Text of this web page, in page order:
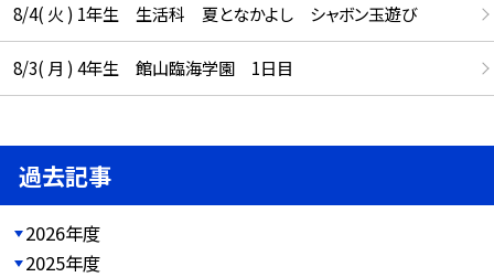
8/4( 火 ) 1年生 生活科 夏となかよし シャボン玉遊び
8/3( 月 ) 4年生 館山臨海学園 1日目
過去記事
2026年度
2025年度